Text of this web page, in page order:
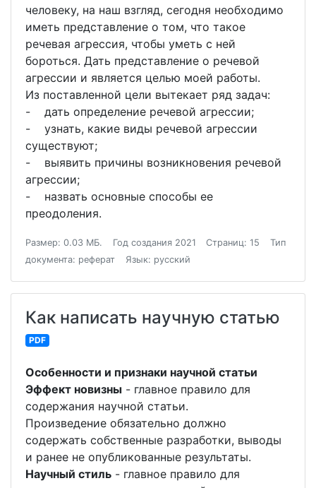
человеку, на наш взгляд, сегодня необходимо
иметь представление о том, что такое
речевая агрессия, чтобы уметь с ней
бороться. Дать представление о речевой
агрессии и является целью моей работы.
Из поставленной цели вытекает ряд задач:
- дать определение речевой агрессии;
- узнать, какие виды речевой агрессии
существуют;
- выявить причины возникновения речевой
агрессии;
- назвать основные способы ее
преодоления.
Размер: 0.03 МБ. Год создания 2021 Страниц: 15
Тип
документа: реферат
Язык: русский
Как написать научную статью
PDF
Особенности и признаки научной статьи
Эффект новизны - главное правило для
содержания научной статьи.
Произведение обязательно должно
содержать собственные разработки, выводы
и ранее не опубликованные результаты.
Научный стиль - главное правило для